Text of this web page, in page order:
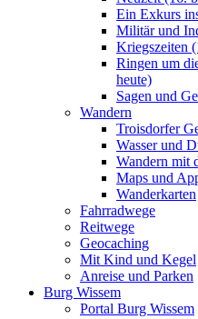
Ein Exkurs
Militär und
Kriegszeiten
Ringen um
heute)
Sagen und
Wandern
Troisdorfer
Wasser und
Wandern mit
Maps und
Wanderkarten
Fahrradwege
Reitwege
Geocaching
Mit Kind und Kegel
Anreise und Parken
Burg Wissem
Portal Burg Wissem